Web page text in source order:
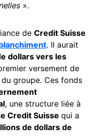
».
de Credit Suisse
. Il aurait
dollars vers les
versement de
groupe. Ces fonds
, une structure liée à
Credit Suisse qui a
de dollars de